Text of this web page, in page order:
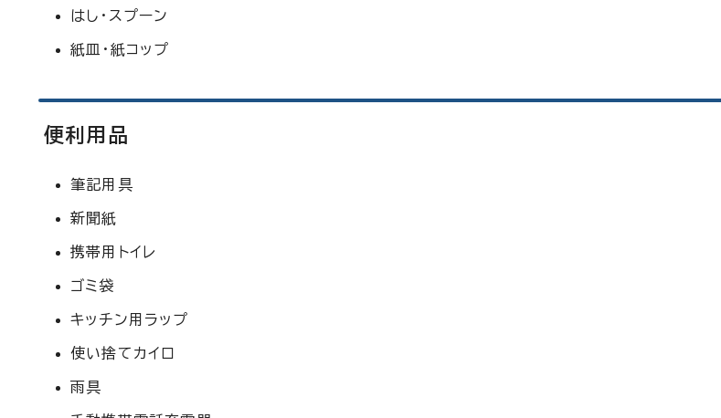
はし・スプーン
紙皿・紙コップ
便利用品
筆記用具
新聞紙
携帯用トイレ
ゴミ袋
キッチン用ラップ
使い捨てカイロ
雨具